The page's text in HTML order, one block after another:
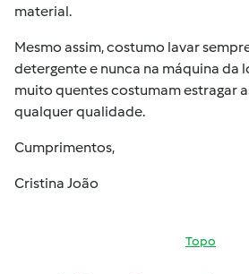
material.
Mesmo assim, costumo lavar
detergente e nunca na máquina da
muito quentes costumam estragar
qualquer qualidade.
Cumprimentos,
Cristina João
Topo